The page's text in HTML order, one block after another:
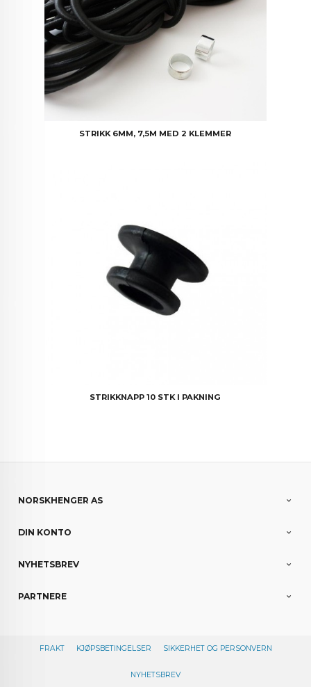
STRIKK 6MM, 7,5M MED 2 KLEMMER
STRIKKNAPP 10 STK I PAKNING
NORSKHENGER AS
DIN KONTO
NYHETSBREV
PARTNERE
FRAKT KJØPSBETINGELSER SIKKERHET OG PERSONVERN
NYHETSBREV